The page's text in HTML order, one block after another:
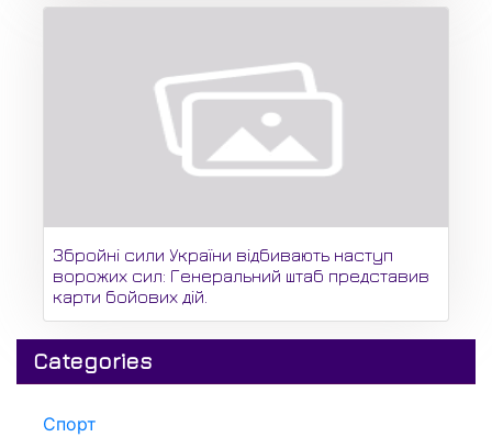
Збройні сили України відбивають наступ
ворожих сил: Генеральний штаб представив
карти бойових дій.
Categories
Спорт